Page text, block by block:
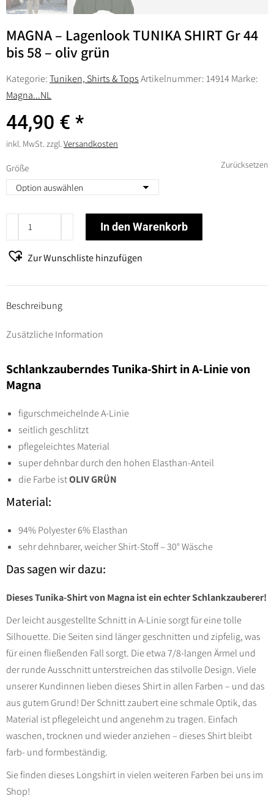
MAGNA – Lagenlook TUNIKA SHIRT Gr 44
bis 58 – oliv grün
Kategorie:Tuniken, Shirts & TopsArtikelnummer: 14914Marke:
Magna...NL
44,90 €
inkl. MwSt.zzgl.Versandkosten
Größe Zurücksetzen
MAGNA
-
Lagenlook
SHIRT
Gr
bis
-
oliv
Menge
In den Warenkorb
Zur Wunschliste hinzufügen
Beschreibung
Zusätzliche Information
Schlankzauberndes Tunika-Shirt in A-Linie von
Magna
figurschmeichelnde A-Linie
seitlich geschlitzt
pflegeleichtes Material
super dehnbar durch den hohen Elasthan-Anteil
die Farbe istOLIV GRÜN
Material:
94% Polyester 6% Elasthan
sehr dehnbarer, weicher Shirt-Stoff – 30° Wäsche
Das sagen wir dazu:
Dieses Tunika-Shirt von Magna ist ein echter Schlankzauberer!
Der leicht ausgestellte Schnitt in A-Linie sorgt für eine tolle
Silhouette. Die Seiten sind länger geschnitten und zipfelig, was
für einen fließenden Fall sorgt. Die etwa 7/8-langen Ärmel und
der runde Ausschnitt unterstreichen das stilvolle Design. Viele
unserer Kundinnen lieben dieses Shirt in allen Farben – und das
aus gutem Grund! Der Schnitt zaubert eine schmale Optik, das
Material ist pflegeleicht und angenehm zu tragen. Einfach
waschen, trocknen und wieder anziehen – dieses Shirt bleibt
farb- und formbeständig.
Sie finden dieses Longshirt in vielen weiteren Farben bei uns im
Shop!